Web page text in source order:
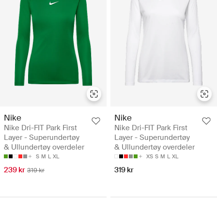
Nike
Nike Dri-FIT Park First
Layer - Superundertøy
& Ullundertøy overdeler
S M L XL
239 kr 319 kr
Nike
Nike Dri-FIT Park First
Layer - Superundertøy
& Ullundertøy overdeler
XS S M L XL
319 kr